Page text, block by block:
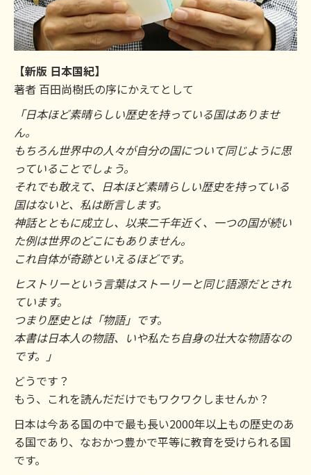
【新版 日本国紀】
著者 百田尚樹氏の序にかえてとして
「日本ほど素晴らしい歴史を持っている国はありませ
ん。
もちろん世界中の人々が自分の国について同じように思
っていることでしょう。
それでも敢えて、日本ほど素晴らしい歴史を持っている
国はないと、私は断言します。
神話とともに成立し、以来二千年近く、一つの国が続い
た例は世界のどこにもありません。
これ自体が奇跡といえるほどです。
ヒストリーという言葉はストーリーと同じ語源だとされ
ています。
つまり歴史とは「物語」です。
本書は日本人の物語、いや私たち自身の壮大な物語なの
です。」
どうです？
もう、これを読んだだけでもワクワクしませんか？
日本は今ある国の中で最も長い2000年以上もの歴史のあ
る国であり、なおかつ豊かで平等に教育を受けられる国
です。